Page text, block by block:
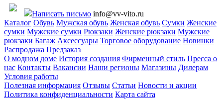
Написать письмо info@vv-vito.ru
Каталог Обувь Мужская обувь Женская обувь Сумки Женские
сумки Мужские сумки Рюкзаки Женские рюкзаки Мужские
рюкзаки Багаж Аксессуары Торговое оборудование Новинки
Распродажа Предзаказ
О модном доме История создания Фирменный стиль Пресса о
нас Контакты Вакансии Наши регионы Магазины Дилерам
Условия работы
Полезная информация Отзывы Статьи Новости и акции
Политика конфиденциальности Карта сайта